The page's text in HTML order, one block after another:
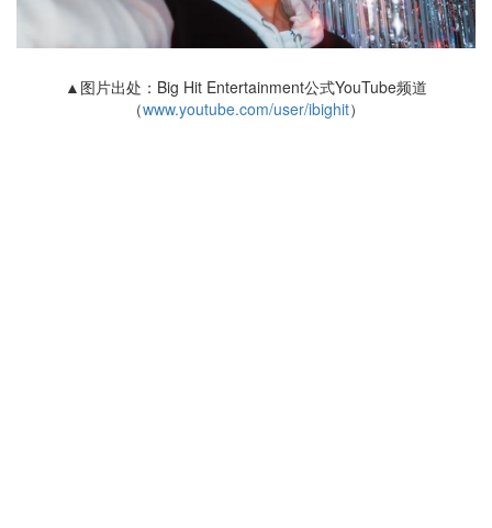
▲图片出处：Big Hit Entertainment公式YouTube频道
（www.youtube.com/user/ibighit）